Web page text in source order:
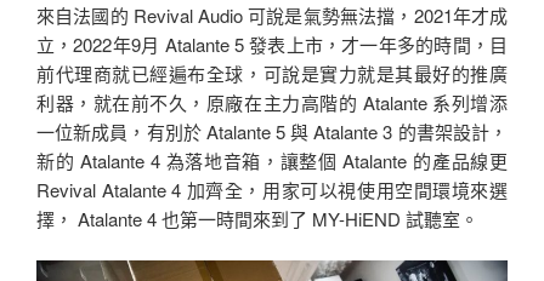
來自法國的 Revival Audio 可說是氣勢無法擋，2021年才成
立，2022年9月 Atalante 5 發表上市，才一年多的時間，目
前代理商就已經遍布全球，可說是實力就是其最好的推廣
利器，就在前不久，原廠在主力高階的 Atalante 系列增添
一位新成員，有別於 Atalante 5 與 Atalante 3 的書架設計，
新的 Atalante 4 為落地音箱，讓整個 Atalante 的產品線更
Revival Atalante 4 加齊全，用家可以視使用空間環境來選
擇， Atalante 4 也第一時間來到了 MY-HiEND 試聽室。